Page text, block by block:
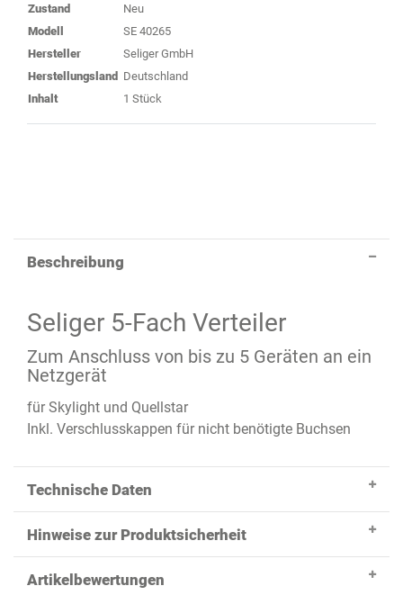
Zustand
Neu
Modell
SE 40265
Hersteller
Seliger GmbH
Herstellungsland Deutschland
Inhalt
1 Stück
Beschreibung
Seliger 5-Fach Verteiler
Zum Anschluss von bis zu 5 Geräten an ein
Netzgerät
für Skylight und Quellstar
Inkl. Verschlusskappen für nicht benötigte Buchsen
Technische Daten
Hinweise zur Produktsicherheit
Artikelbewertungen